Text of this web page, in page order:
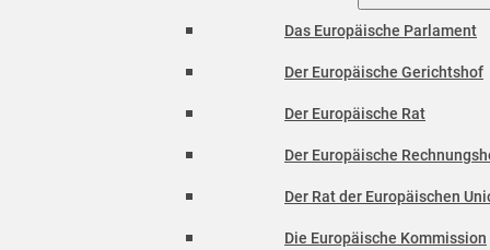
Das Europäische Parlament
Der Europäische Gerichtshof
Der Europäische Rat
Der Europäische
Der Rat der Europäischen
Die Europäische Kommission